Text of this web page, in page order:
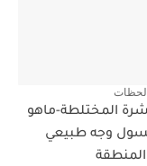
لحظات
المختلطة-ماهو
وجه طبيعي